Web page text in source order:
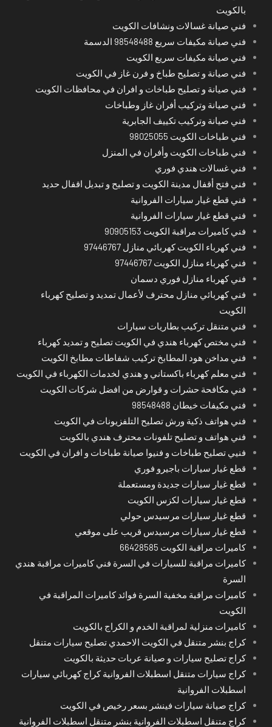
بالكويت
فني صيانة غسالات ونشافات الكويت
فني صيانة مكيفات سريع 98548488 الدسمة
فني صيانة مكيفات سريع الكويت
فني صيانة و تصليح طباخ و فرن غاز في الكويت
فني صيانة و تصليح طباخات و افران في محافظات الكويت
فني صيانة وتركيب أفران غاز وطباخات
فني صيانة وتركيب تكييف الجابرية
فني طباخات الكويت 98025055
فني طباخات الكويت وأفران في المنزل
فني غسالات هندي فوري
فني فتح أقفال مدينة الكويت و تصليح و تبديل اقفال حديد
فني قطع غيار سيارات الفروانية
فني قطع غيار سيارات الفروانية
فني كاميرات مراقبة الكويت 90905153
فني كهرباء الكويت كهربائي منازل 97446767
فني كهرباء منازل الكويت 97446767
فني كهرباء منازل فوري دسمان
فني كهربائي منازل محترف لأعمال تمديد و تصليح كهرباء
الكويت
فني متنقل تركيب بطاريات سيارات
فني مختص كهرباء هندي في الكويت تصليح و تمديد كهرباء
فني مداخن هود المطابخ تركيب شفاطات مطابخ الكويت
فني معلم كهرباء باكستاني و هندي لخدمات الكهرباء في الكويت
فني مكافحة حشرات و قوارض من افضل شركات الكويت
فني مكيفات خيطان 98548488
فني هواتف ذكية ورش تصليح التلفزيونات في الكويت
فني هواتف و تصليح تلفونات محترف هندي بالكويت
فنيي تصليح طباخات و فنيوا صيانة طباخات و افران في الكويت
قطع غيار سيارات باجيرو فوري
قطع غيار سيارات جديدة ومستعملة
قطع غيار سيارات لكزس الكويت
قطع غيار سيارات مرسيدس حولي
قطع غيار سيارات مرسيدس قريب على موقعي
كاميرات مراقبة الكويت 66428585
كاميرات مراقبة للسيارات في السرة فني كاميرات مراقبة هندي
السرة
كاميرات مراقبة مخفية السرة فوائد كاميرات المراقبة في
الكويت
كاميرات منزلية لمراقبة الخدم و الكراج بالكويت
كراج بنشر متنقل في الكويت الاحمدي تصليح سيارات متنقل
كراج تصليح سيارات و صيانة عربات حديثة بالكويت
كراج سيارات متنقل اسطبلات الفروانية كراج كهربائي سيارات
اسطبلات الفروانية
كراج صيانة سيارات فينشر بسعر رخيص في الكويت
كراج متنقل اسطبلات الفروانية بنشر متنقل اسطبلات الفروانية